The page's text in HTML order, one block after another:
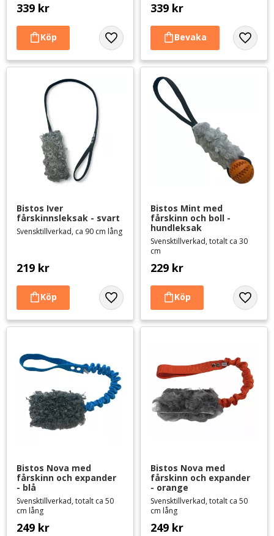
339 kr
Lägg till i favoriter
339 kr
Lägg
Bistos Iver
fårskinnsleksak - svart
Svensktillverkad, ca 90 cm lång
219 kr
Lägg till i favoriter
Bistos Mint med
fårskinn och boll -
hundleksak
Svensktillverkad, totalt ca 30
cm
229 kr
Lägg
Bistos Nova med
fårskinn och expander
- blå
Svensktillverkad, totalt ca 50
cm lång
249 kr
Bistos Nova med
fårskinn och expander
- orange
Svensktillverkad, totalt ca 50
cm lång
249 kr